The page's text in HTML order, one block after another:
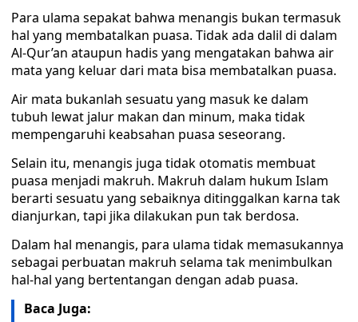
Para ulama sepakat bahwa menangis bukan termasuk
hal yang membatalkan puasa. Tidak ada dalil di dalam
Al-Qur’an ataupun hadis yang mengatakan bahwa air
mata yang keluar dari mata bisa membatalkan puasa.
Air mata bukanlah sesuatu yang masuk ke dalam
tubuh lewat jalur makan dan minum, maka tidak
mempengaruhi keabsahan puasa seseorang.
Selain itu, menangis juga tidak otomatis membuat
puasa menjadi makruh. Makruh dalam hukum Islam
berarti sesuatu yang sebaiknya ditinggalkan karna tak
dianjurkan, tapi jika dilakukan pun tak berdosa.
Dalam hal menangis, para ulama tidak memasukannya
sebagai perbuatan makruh selama tak menimbulkan
hal-hal yang bertentangan dengan adab puasa.
Baca Juga: